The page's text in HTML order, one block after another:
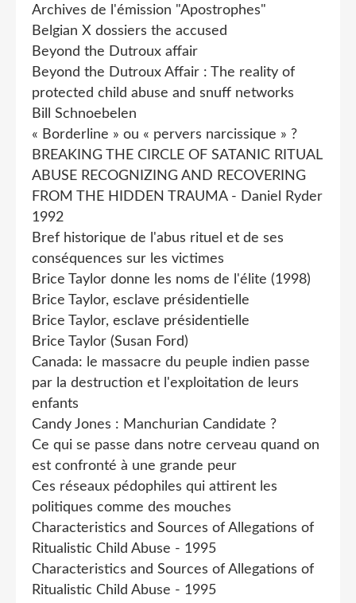
Archives de l'émission "Apostrophes"
Belgian X dossiers the accused
Beyond the Dutroux affair
Beyond the Dutroux Affair : The reality of
protected child abuse and snuff networks
Bill Schnoebelen
« Borderline » ou « pervers narcissique » ?
BREAKING THE CIRCLE OF SATANIC RITUAL
ABUSE RECOGNIZING AND RECOVERING
FROM THE HIDDEN TRAUMA - Daniel Ryder
1992
Bref historique de l'abus rituel et de ses
conséquences sur les victimes
Brice Taylor donne les noms de l'élite (1998)
Brice Taylor, esclave présidentielle
Brice Taylor, esclave présidentielle
Brice Taylor (Susan Ford)
Canada: le massacre du peuple indien passe
par la destruction et l'exploitation de leurs
enfants
Candy Jones : Manchurian Candidate ?
Ce qui se passe dans notre cerveau quand on
est confronté à une grande peur
Ces réseaux pédophiles qui attirent les
politiques comme des mouches
Characteristics and Sources of Allegations of
Ritualistic Child Abuse - 1995
Characteristics and Sources of Allegations of
Ritualistic Child Abuse - 1995